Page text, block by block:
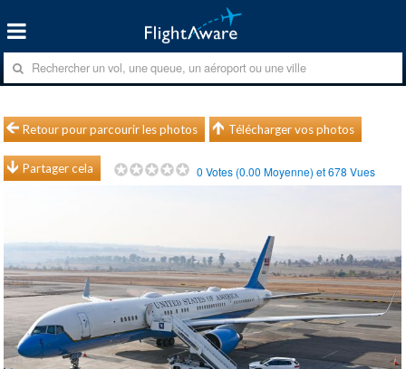
Retour pour parcourir les photos Télécharger vos photos
Partager cela 0 Votes (0.00 Moyenne) et678 Vues